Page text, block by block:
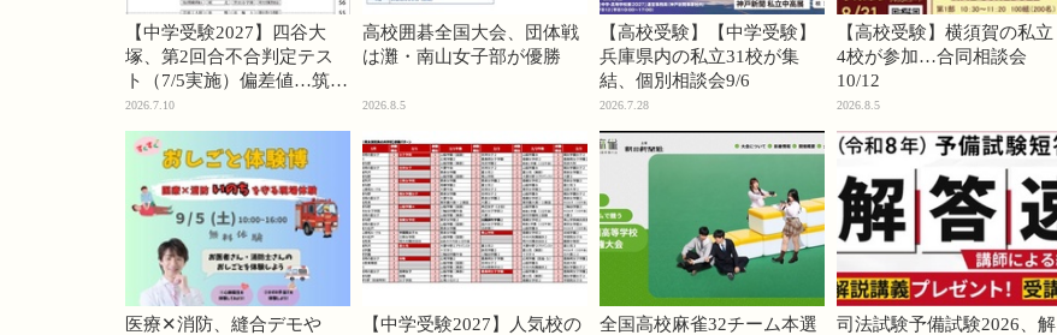
【中学受験2027】四谷大
塚、第2回合不合判定テス
ト（7/5実施）偏差値…筑駒
74・桜蔭70＜PR＞
2026.7.10
高校囲碁全国大会、団体戦
は灘・南山女子部が優勝
2026.8.5
【高校受験】【中学受験】
兵庫県内の私立31校が集
結、個別相談会9/6
2026.7.28
【高校受験】横須賀の私立
4校が参加…合同相談会
10/12
2026.8.5
医療✕消防、縫合デモや
【中学受験2027】人気校の
全国高校麻雀32チーム本選
司法試験予備試験2026、解